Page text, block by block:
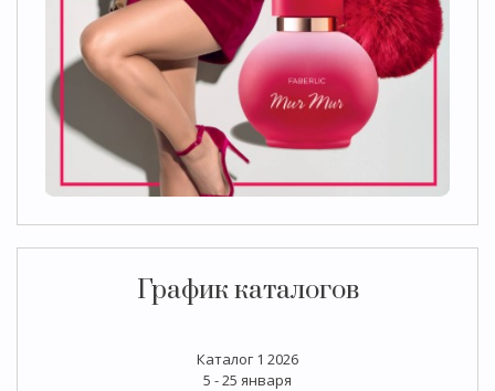
График каталогов
Каталог 1 2026
5 - 25 января